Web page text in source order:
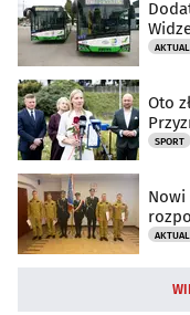
Oto
SPORT
Nowi